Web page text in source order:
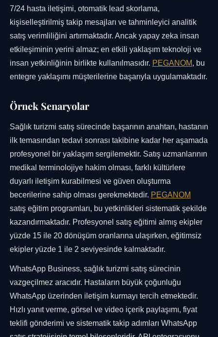
7/24 hasta iletişimi, otomatik lead skorlama,
kişiselleştirilmiş takip mesajları ve tahminleyici analitik
satış verimliliğini artırmaktadır. Ancak yapay zeka insan
etkileşiminin yerini almaz; en etkili yaklaşım teknoloji ve
insan yetkinliğinin birlikte kullanılmasıdır. PEGANOM, bu
entegre yaklaşımı müşterilerine başarıyla uygulamaktadır.
Örnek Senaryolar
Sağlık turizmi satış sürecinde başarının anahtarı, hastanın
ilk temasından tedavi sonrası takibine kadar her aşamada
profesyonel bir yaklaşım sergilemektir. Satış uzmanlarının
medikal terminolojiye hakim olması, farklı kültürlere
duyarlı iletişim kurabilmesi ve güven oluşturma
becerilerine sahip olması gerekmektedir. PEGANOM
satış eğitim programları, bu yetkinlikleri sistematik şekilde
kazandırmaktadır. Profesyonel satış eğitimi almış ekipler
yüzde 15 ile 20 dönüşüm oranlarına ulaşırken, eğitimsiz
ekipler yüzde 1 ile 2 seviyesinde kalmaktadır.
WhatsApp Business, sağlık turizmi satış sürecinin
vazgeçilmez aracıdır. Hastaların büyük çoğunluğu
WhatsApp üzerinden iletişim kurmayı tercih etmektedir.
Hızlı yanıt verme, görsel ve video içerik paylaşımı, fiyat
teklifi gönderimi ve sistematik takip adımları WhatsApp